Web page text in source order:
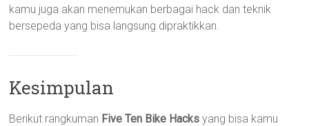
kamu juga akan menemukan berbagai hack dan teknik
bersepeda yang bisa langsung dipraktikkan.
Kesimpulan
Berikut rangkuman Five Ten Bike Hacks yang bisa kamu